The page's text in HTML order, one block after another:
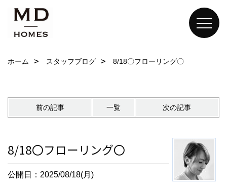
ホーム スタッフブログ 8/18〇フローリング〇
前の記事 一覧 次の記事
8/18〇フローリング〇
公開日：2025/08/18(月)